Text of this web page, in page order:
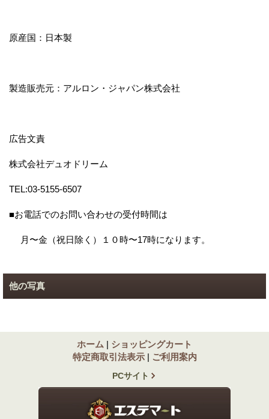
原産国：日本製
製造販売元：アルロン・ジャパン株式会社
広告文責
株式会社デュオドリーム
TEL:03-5155-6507
■お電話でのお問い合わせの受付時間は
月〜金（祝日除く）１０時〜17時になります。
他の写真
ホーム | ショッピングカート
特定商取引法表示 | ご利用案内
PCサイト